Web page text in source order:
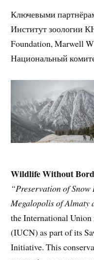
Ключевыми
Институт зоологии
Foundation, Marwell
Национальный
Wildlife Without
“Preservation of
Megalopolis of Almaty
the International
(IUCN) as part of its
Initiative. This